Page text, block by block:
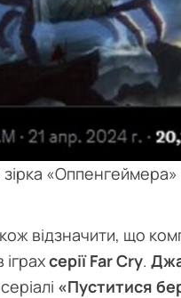
відзначити, що
серії Far Cry.
«Пуститися